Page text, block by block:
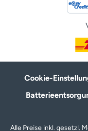
Cookie-
Alle Preise inkl. gesetzl.